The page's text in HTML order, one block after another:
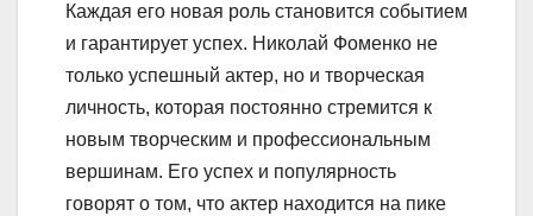
Каждая его новая роль становится событием
и гарантирует успех. Николай Фоменко не
только успешный актер, но и творческая
личность, которая постоянно стремится к
новым творческим и профессиональным
вершинам. Его успех и популярность
говорят о том, что актер находится на пике